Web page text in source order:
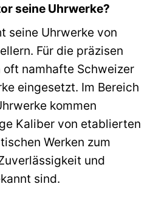
seine Uhrwerke?
seine Uhrwerke von
Für die präzisen
namhafte Schweizer
eingesetzt. Im Bereich
kommen
Kaliber von etablierten
Werken zum
und
sind.